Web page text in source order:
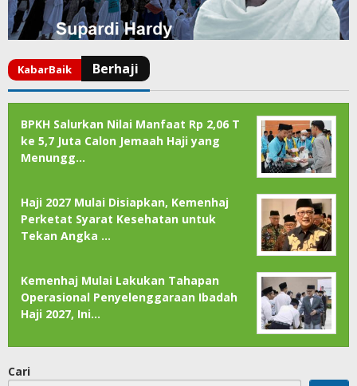
BPKH Salurkan Nilai Manfaat Rp 2,06 T
ke 5,7 Juta Calon Jemaah Haji yang
Menungg…
Haji 2027 Mulai Disiapkan, Kemenhaj
Perketat Syarat Kesehatan untuk
Tekan Angka …
Kemenhaj Mulai Lakukan Tahapan
Operasional Penyelenggaraan Ibadah
Haji 2027, Ini…
Cari